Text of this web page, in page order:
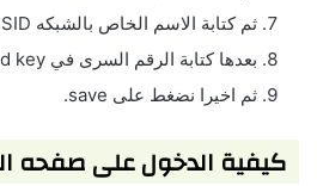
ثم كتابة الاسم الخاص بالشبكه SSID.
بعدها كتابة الرقم السرى في wpapre_shared key.
ثم اخيرا نضغط على save.
كيفية الدخول على صفحه